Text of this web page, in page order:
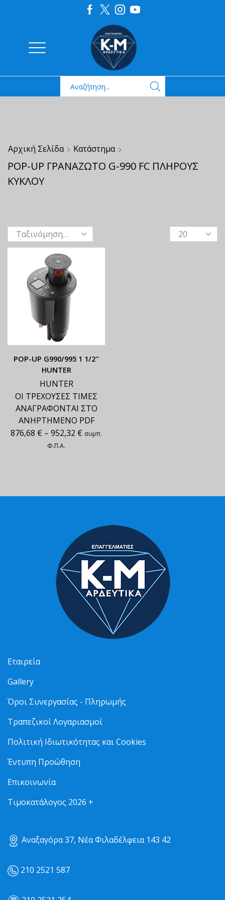
Αρχική Σελίδα Κατάστημα
POP-UP ΓΡΑΝΑΖΩΤΟ G-990 FC ΠΛΗΡΟΥΣ
ΚΥΚΛΟΥ
ΡΟΡ-UP G990/995 1 1/2″
HUNTER
HUNTER
ΟΙ ΤΡΕΧΟΥΣΕΣ ΤΙΜΕΣ
ΑΝΑΓΡΑΦΟΝΤΑΙ ΣΤΟ
ΑΝΗΡΤΗΜΕΝΟ PDF
876,68 € – 952,32 € συμπ.
Φ.Π.Α.
Εταιρεία
Gallery
Όροι Συνεργασίας - Πληρωμής
Τραπεζικοί Λογαριασμοί
Πολιτική Ιδιωτικότητας και Cookies
Έντυπη Προώθηση
Επικοινωνία
Τιμοκατάλογος 2026 +
Αναξαγόρα 37, Νέα Φιλαδέλφεια 143 42
210 2521 587